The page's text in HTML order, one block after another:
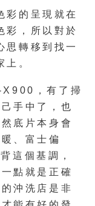
彩的呈現就在
彩，所以對於
思轉移到找一
上。
，有了掃
手中了，也
底片本身會
、富士偏
這個基調，
點就是正確
沖洗店是非